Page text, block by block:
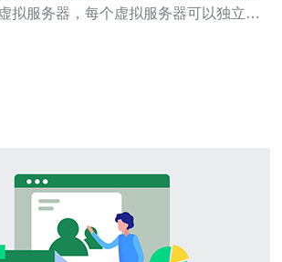
拟服务器，每个虚拟服务器可以独立运
自己的需求安装和配置各种软件。